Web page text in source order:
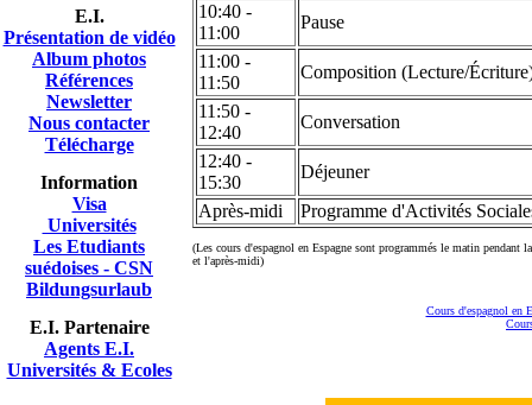
E.I.
Présentation de vidéo
Album photos
Références
Newsletter
Nous contacter
Télécharge
Information
Visa
Universités
Les Etudiants
suédoises - CSN
Bildungsurlaub
E.I. Partenaire
Agents E.I.
Universités & Ecoles
10:40 -
11:00
Pause
11:00 -
11:50
Composition (Lecture/
11:50 -
12:40
Conversation
12:40 -
15:30
Déjeuner
Après-midi
Programme d'Activités
(Les cours d'espagnol en Espagne sont programmés le matin pendant
et l'après-midi)
Cours d'espagnol en